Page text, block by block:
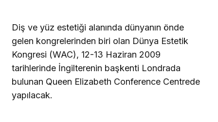
Diş ve yüz estetiği alanında dünyanın önde
gelen kongrelerinden biri olan Dünya Estetik
Kongresi (WAC), 12-13 Haziran 2009
tarihlerinde İngilterenin başkenti Londrada
bulunan Queen Elizabeth Conference Centrede
yapılacak.